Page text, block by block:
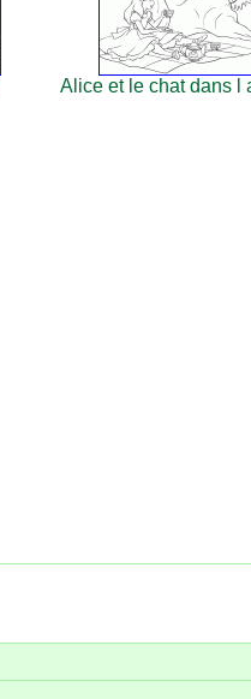
Alice et le chat dans l